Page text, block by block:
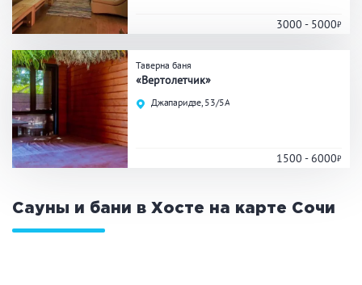
Гидромассаж
Общие
Круглосуточно
Банный комплекс
Аква-зона
3000 - 5000
Таверна баня
«Вертолетчик»
Джапаридзе, 53/5А
1500 - 6000
Сауны и бани в Хосте на карте Сочи